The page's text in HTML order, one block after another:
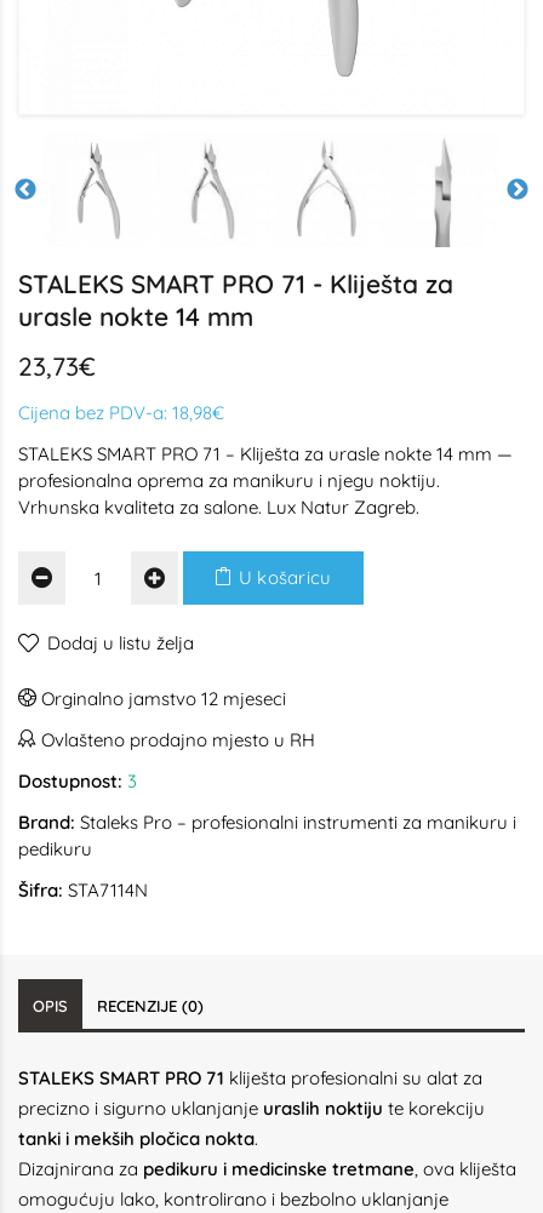
STALEKS SMART PRO 71 - Kliješta za
urasle nokte 14 mm
23,73€
Cijena bez PDV-a: 18,98€
STALEKS SMART PRO 71 – Kliješta za urasle nokte 14 mm —
profesionalna oprema za manikuru i njegu noktiju.
Vrhunska kvaliteta za salone. Lux Natur Zagreb.
U košaricu
Dodaj u listu želja
Orginalno jamstvo 12 mjeseci
Ovlašteno prodajno mjesto u RH
Dostupnost: 3
Brand: Staleks Pro – profesionalni instrumenti za manikuru i
pedikuru
Šifra: STA7114N
OPIS RECENZIJE (0)
STALEKS SMART PRO 71 kliješta profesionalni su alat za
precizno i sigurno uklanjanje uraslih noktiju te korekciju
tanki i mekših pločica nokta.
Dizajnirana za pedikuru i medicinske tretmane, ova kliješta
omogućuju lako, kontrolirano i bezbolno uklanjanje